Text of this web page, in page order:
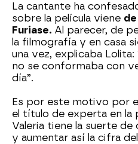
La cantante ha
sobre la película viene
Furiase. Al parecer, de
la filmografía y en casa
una vez, explicaba
no se conformaba con
día”.
Es por este motivo por
el título de experta en la
Valeria tiene la suerte de
y aumentar así la cifra